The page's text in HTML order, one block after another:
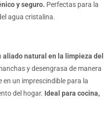
y seguro. Perfectas para la
agua cristalina.
aliado natural en la limpieza del
y desengrasa de manera
un imprescindible para la
del hogar. Ideal para cocina,